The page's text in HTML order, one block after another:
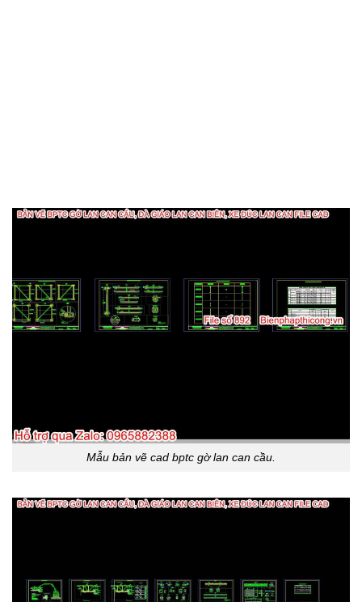
Mẫu bản vẽ cad bptc gờ lan can cầu.